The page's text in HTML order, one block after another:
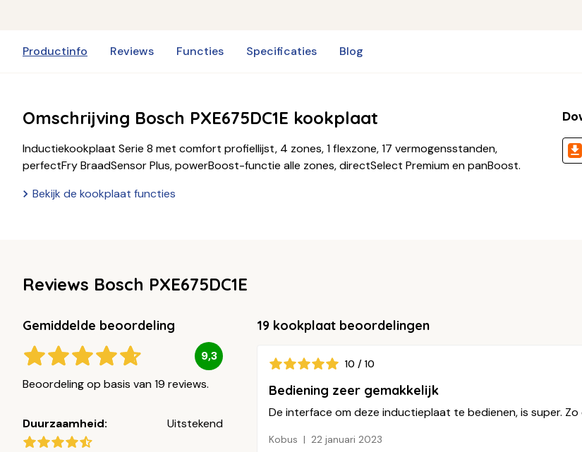
Productinfo Reviews Functies Specificaties Blog
Omschrijving Bosch PXE675DC1E kookplaat
Inductiekookplaat Serie 8 met comfort profiellijst, 4 zones, 1 flexzone, 17 vermogensstanden,
perfectFry BraadSensor Plus, powerBoost-functie alle zones, directSelect Premium en panBoost.
Bekijk de kookplaat functies
Reviews Bosch PXE675DC1E
Gemiddelde beoordeling
9,3
Beoordeling op basis van 19 reviews.
Duurzaamheid: Uitstekend
19 kookplaat beoordelingen
10 / 10
Bediening zeer gemakkelijk
De interface om deze inductieplaat te bedienen, is super.
Kobus 22 januari 2023